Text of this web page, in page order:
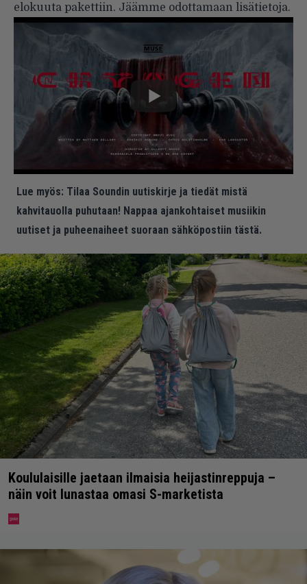
elokuuta pakettiin. Jäämme odottamaan lisätietoja.
Lue myös: Tilaa Soundin uutiskirje ja tiedät mistä
kahvitauolla puhutaan! Nappaa ajankohtaiset musiikin
uutiset ja puheenaiheet suoraan sähköpostiin tästä.
Koululaisille jaetaan ilmaisia heijastinreppuja –
näin voit lunastaa omasi S-marketista